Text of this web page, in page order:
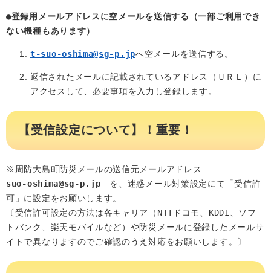
●登録用メールアドレスに空メールを送信する（一部ご利用でき
ない機種もあります）
t-suo-oshima@sg-p.jpへ空メールを送信する。
返信されたメールに記載されているアドレス（ＵＲＬ）に
アクセスして、必要事項を入力し登録します。
【受信設定について】！重要！
※周防大島町防災メールの送信元メールアドレス
suo-oshima@sg-p.jp を、迷惑メール対策設定にて「受信許
可」に設定をお願いします。
〔受信許可設定の方法は各キャリア（NTTドコモ、KDDI、ソフ
トバンク、楽天モバイルなど）や防災メールに登録したメールサ
イトで異なりますのでご確認のうえ対応をお願いします。〕